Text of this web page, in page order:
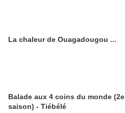
La chaleur de Ouagadougou ...
Balade aux 4 coins du monde (2e
saison) - Tiébélé